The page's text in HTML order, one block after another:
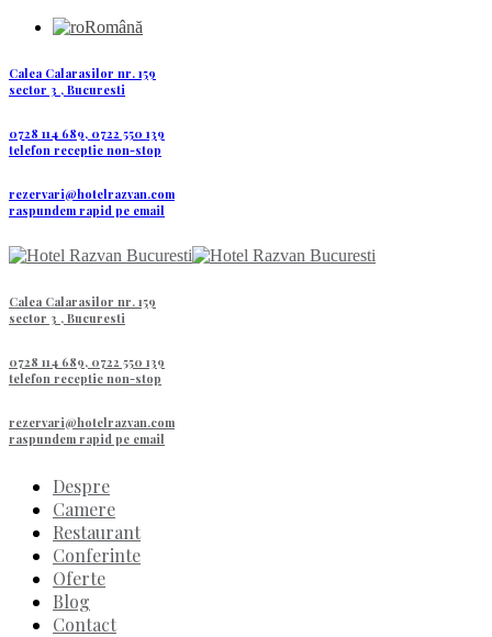
Română
Calea Calarasilor nr. 159
sector 3 , Bucuresti
0728 114 689, 0722 550 139
telefon receptie non-stop
rezervari@hotelrazvan.com
raspundem rapid pe email
Calea Calarasilor nr. 159
sector 3 , Bucuresti
0728 114 689, 0722 550 139
telefon receptie non-stop
rezervari@hotelrazvan.com
raspundem rapid pe email
Despre
Camere
Restaurant
Conferinte
Oferte
Blog
Contact